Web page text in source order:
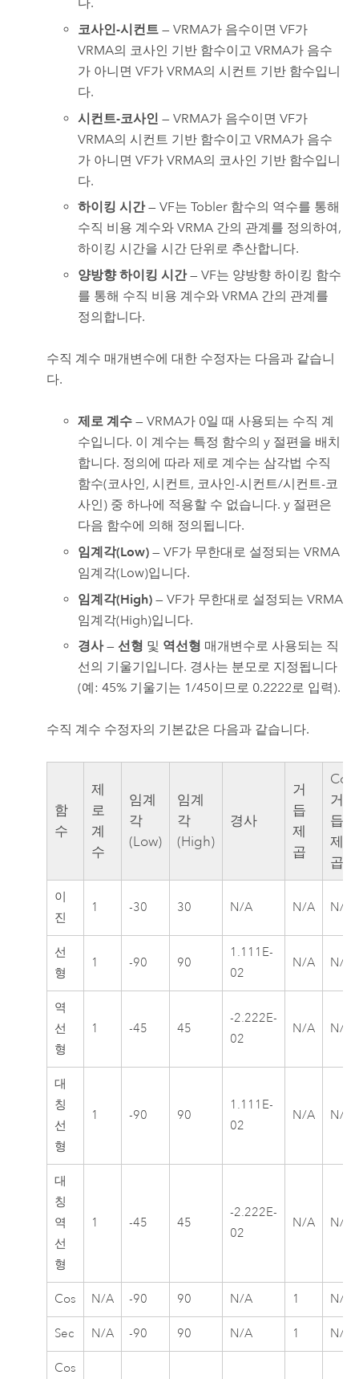
다.
코사인-시컨트 — VRMA가 음수이면 VF가
VRMA의 코사인 기반 함수이고 VRMA가 음수
가 아니면 VF가 VRMA의 시컨트 기반 함수입니
다.
시컨트-코사인 — VRMA가 음수이면 VF가
VRMA의 시컨트 기반 함수이고 VRMA가 음수
가 아니면 VF가 VRMA의 코사인 기반 함수입니
다.
하이킹 시간— VF는 Tobler 함수의 역수를 통해
수직 비용 계수와 VRMA 간의 관계를 정의하여,
하이킹 시간을 시간 단위로 추산합니다.
양방향 하이킹 시간— VF는 양방향 하이킹 함수
를 통해 수직 비용 계수와 VRMA 간의 관계를
정의합니다.
수직 계수 매개변수에 대한 수정자는 다음과 같습니
다.
제로 계수 — VRMA가 0일 때 사용되는 수직 계
수입니다. 이 계수는 특정 함수의 y 절편을 배치
합니다. 정의에 따라 제로 계수는 삼각법 수직
함수(코사인, 시컨트, 코사인-시컨트/시컨트-코
사인) 중 하나에 적용할 수 없습니다. y 절편은
다음 함수에 의해 정의됩니다.
임계각(Low) — VF가 무한대로 설정되는 VRMA
임계각(Low)입니다.
임계각(High) — VF가 무한대로 설정되는 VRMA
임계각(High)입니다.
경사— 선형 및 역선형 매개변수로 사용되는 직
선의 기울기입니다. 경사는 분모로 지정됩니다
(예: 45% 기울기는 1/45이므로 0.2222로 입력).
수직 계수 수정자의 기본값은 다음과 같습니다.
함
수
제
로
계
수
임계
각
(Low)
임계
각
(High)
경사
거
듭
제
곱
Cos
거
듭
제
곱
이
진
1 -30 30 N/A N/A N/A
선
형
1 -90 90
1.111E-
02
N/A N/A
역
선
형
1 -45 45
-2.222E-
02
N/A N/A
대
칭
선
형
1 -90 90
1.111E-
02
N/A N/A
대
칭
역
선
형
1 -45 45
-2.222E-
02
N/A N/A
Cos N/A -90 90 N/A 1 N/A
Sec N/A -90 90 N/A 1 N/A
Cos